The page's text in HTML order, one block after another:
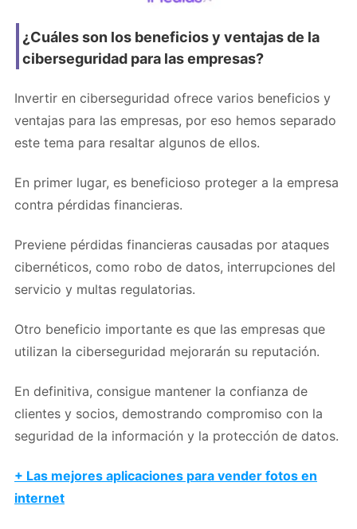
¿Cuáles son los beneficios y ventajas de la
ciberseguridad para las empresas?
Invertir en ciberseguridad ofrece varios beneficios y
ventajas para las empresas, por eso hemos separado
este tema para resaltar algunos de ellos.
En primer lugar, es beneficioso proteger a la empresa
contra pérdidas financieras.
Previene pérdidas financieras causadas por ataques
cibernéticos, como robo de datos, interrupciones del
servicio y multas regulatorias.
Otro beneficio importante es que las empresas que
utilizan la ciberseguridad mejorarán su reputación.
En definitiva, consigue mantener la confianza de
clientes y socios, demostrando compromiso con la
seguridad de la información y la protección de datos.
+ Las mejores aplicaciones para vender fotos en
internet